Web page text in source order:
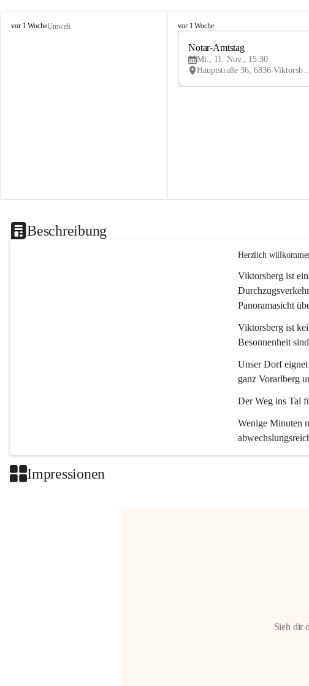
V
vor 1 WocheUmwelt
V
vor 1 Woche
V
Notar-Amtstag
Mi., 11. Nov., 15:30
Hauptstraße 36, 6836
Beschreibung
Herzlich
Viktorsberg ist
Panoramasicht
Viktorsberg ist
Besonnenheit
Unser Dorf
ganz Vorarlberg
Der Weg ins Tal
Wenige Minuten
Impressionen
Sieh dir